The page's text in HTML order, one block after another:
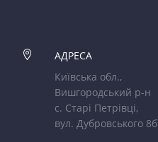

АДРЕСА
Київська обл.,
Вишгородський р-н
с. Старі Петрівці,
вул. Дубровського 8б